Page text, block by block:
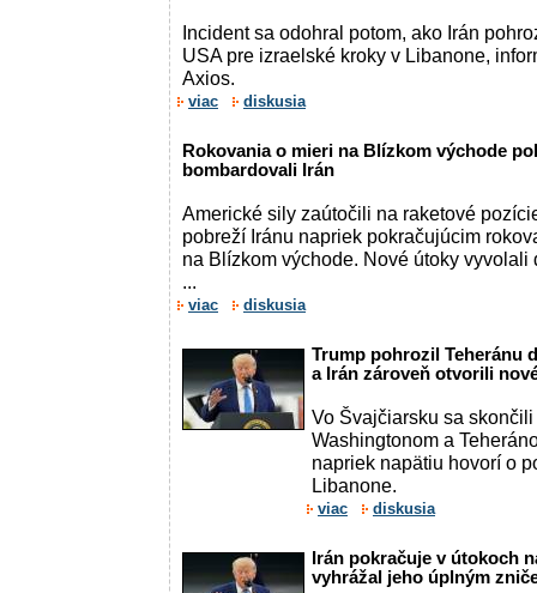
Incident sa odohral potom, ako Irán
USA pre izraelské kroky v Libanone,
Axios.
viac diskusia
Rokovania o mieri na Blízkom východe
bombardovali Irán
Americké sily zaútočili na raketové
pobreží Iránu napriek pokračujúcim
na Blízkom východe. Nové útoky
...
viac diskusia
Trump pohrozil Teheránu
a Irán zároveň otvorili
Vo Švajčiarsku sa
Washingtonom a
napriek napätiu hovorí o
Libanone.
viac diskusia
Irán pokračuje v útokoch
vyhrážal jeho úplným